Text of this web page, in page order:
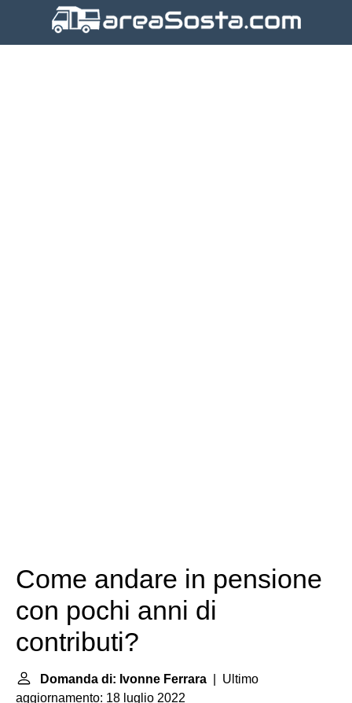
Come andare in pensione
con pochi anni di
contributi?
Domanda di: Ivonne Ferrara | Ultimo
aggiornamento: 18 luglio 2022